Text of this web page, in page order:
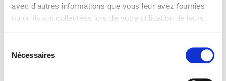
avec d'autres informations que vous leur avez fournies
ou qu'ils ont collectées lors de votre utilisation de leurs
Nécessaires